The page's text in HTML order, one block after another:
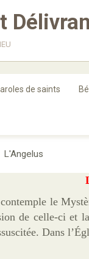
de saints
L'Angelus
le
de celle-ci
Dans